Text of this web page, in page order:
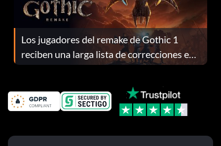
Los jugadores del remake de Gothic 1
reciben una larga lista de correcciones en
el parche 1.0.4